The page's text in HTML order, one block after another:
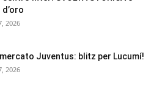
2026
Juventus: blitz per Lucumí!
2026